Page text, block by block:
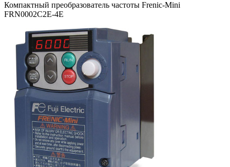
Компактный преобразователь частоты Frenic-Mini
FRN0002C2E-4E